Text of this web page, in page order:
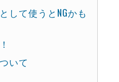
して使うとNGかも
いて